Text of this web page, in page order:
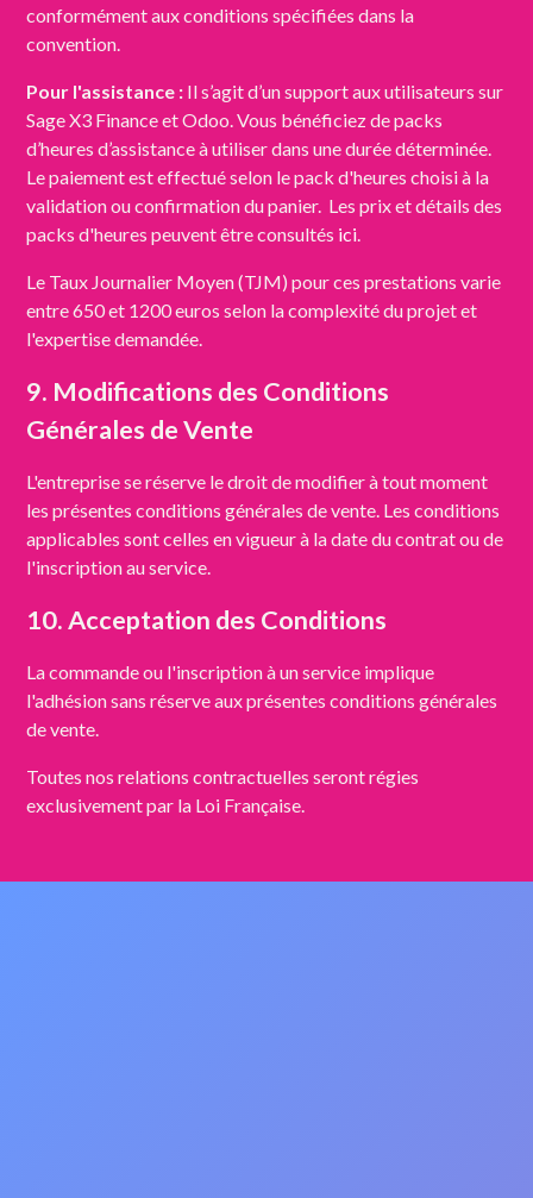
conformément aux conditions spécifiées dans la
convention.
Pour l'assistance : Il s’agit d’un support aux utilisateurs sur
Sage X3 Finance et Odoo. Vous bénéficiez de packs
d’heures d’assistance à utiliser dans une durée déterminée.
Le paiement est effectué selon le pack d'heures choisi à la
validation ou confirmation du panier. Les prix et détails des
packs d'heures peuvent être consultés ici.
Le Taux Journalier Moyen (TJM) pour ces prestations varie
entre 650 et 1200 euros selon la complexité du projet et
l'expertise demandée.
9. Modifications des Conditions
Générales de Vente
L'entreprise se réserve le droit de modifier à tout moment
les présentes conditions générales de vente. Les conditions
applicables sont celles en vigueur à la date du contrat ou de
l'inscription au service.
10. Acceptation des Conditions
La commande ou l'inscription à un service implique
l'adhésion sans réserve aux présentes conditions générales
de vente.
Toutes nos relations contractuelles seront régies
exclusivement par la Loi Française.